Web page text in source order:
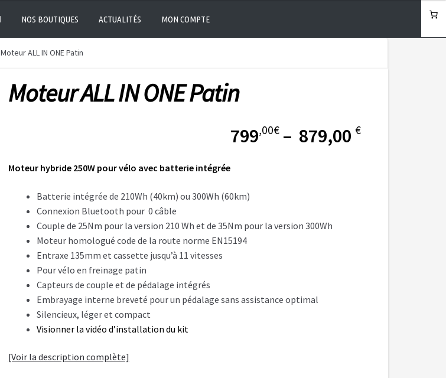
NOS BOUTIQUES ACTUALITÉS MON COMPTE
Moteur ALL IN ONE Patin
Moteur ALL IN ONE Patin
799,00€– 879,00 €
Plage
Moteur hybride 250W pour vélo avec batterie intégrée
Batterie intégrée de 210Wh (40km) ou 300Wh (60km)
Connexion Bluetooth pour 0 câble
Couple de 25Nm pour la version 210 Wh et de 35Nm pour la version 300Wh
Moteur homologué code de la route norme EN15194
Entraxe 135mm et cassette jusqu’à 11 vitesses
Pour vélo en freinage patin
Capteurs de couple et de pédalage intégrés
Embrayage interne breveté pour un pédalage sans assistance optimal
Silencieux, léger et compact
Visionner la vidéo d’installation du kit
[Voir la description complète]